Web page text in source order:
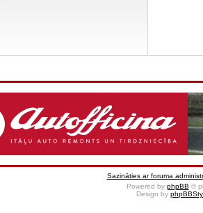
Sazināties ar foruma
Powered by phpBB ©
Design by